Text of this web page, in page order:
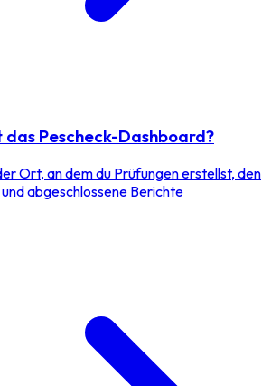
Pescheck-Dashboard?
Ort, an dem du Prüfungen erstellst, den
abgeschlossene Berichte